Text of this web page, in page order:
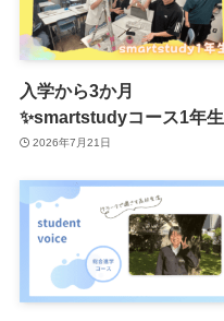
入学から3か月
✨smartstudyコース1年生
2026年7月21日